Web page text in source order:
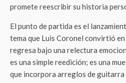
promete reescribir su historia
El punto de partida es el
tema que Luis Coronel convirtió
regresa bajo una relectura
es una simple reedición; es una
que incorpora arreglos de